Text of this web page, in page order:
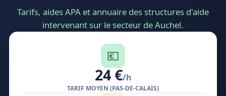
Tarifs, aides APA et annuaire des structures d'aide
intervenant sur le secteur de Auchel.
💶
24 €/h
TARIF MOYEN (PAS-DE-CALAIS)